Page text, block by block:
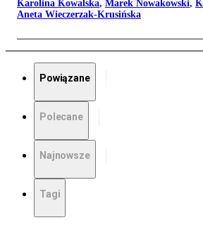
Karolina Kowalska, Marek Nowakowski,
Aneta Wieczerzak-Krusińska
Powiązane
Polecane
Najnowsze
Tagi